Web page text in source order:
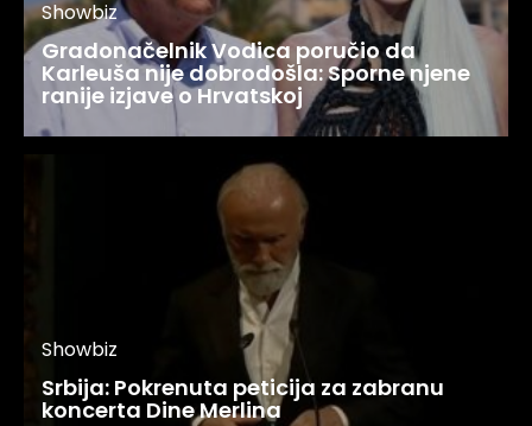
Showbiz
Gradonačelnik Vodica poručio da
Karleuša nije dobrodošla: Sporne njene
ranije izjave o Hrvatskoj
Showbiz
Srbija: Pokrenuta peticija za zabranu
koncerta Dine Merlina